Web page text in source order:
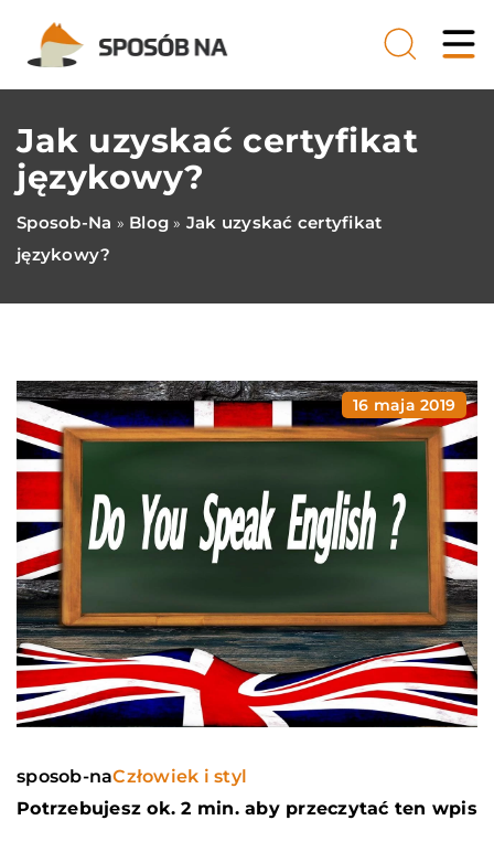
Jak uzyskać certyfikat
językowy?
Sposob-Na » Blog » Jak uzyskać certyfikat
językowy?
16 maja 2019
sposob-naCzłowiek i styl
Potrzebujesz ok. 2 min. aby przeczytać ten wpis